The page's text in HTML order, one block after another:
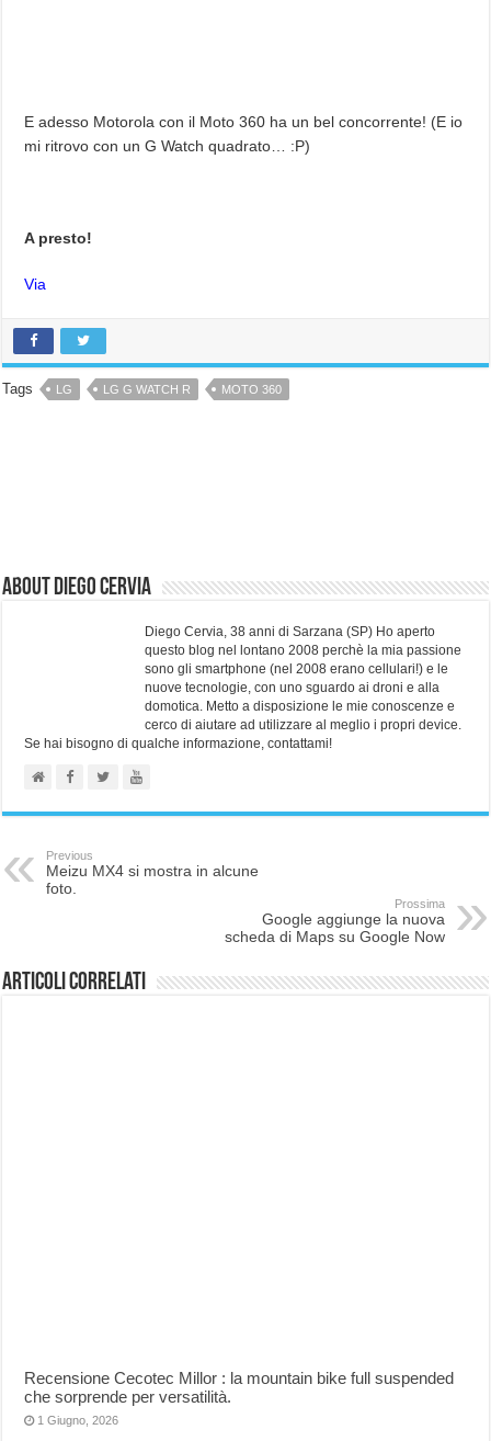
E adesso Motorola con il Moto 360 ha un bel concorrente! (E io
mi ritrovo con un G Watch quadrato… :P)
A presto!
Via
Tags LG LG G WATCH R MOTO 360
About Diego Cervia
Diego Cervia, 38 anni di Sarzana (SP) Ho aperto
questo blog nel lontano 2008 perchè la mia passione
sono gli smartphone (nel 2008 erano cellulari!) e le
nuove tecnologie, con uno sguardo ai droni e alla
domotica. Metto a disposizione le mie conoscenze e
cerco di aiutare ad utilizzare al meglio i propri device.
Se hai bisogno di qualche informazione, contattami!
Previous
Meizu MX4 si mostra in alcune
foto.
Prossima
Google aggiunge la nuova
scheda di Maps su Google Now
Articoli correlati
Recensione Cecotec Millor : la mountain bike full suspended
che sorprende per versatilità.
1 Giugno, 2026